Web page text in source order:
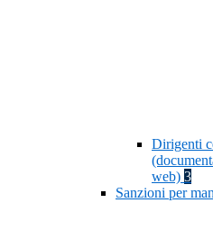
Dirigenti
web) 3
Sanzioni per